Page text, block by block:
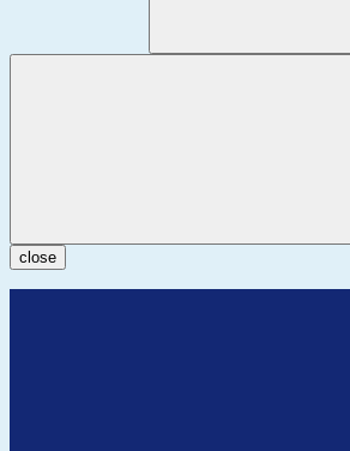
close